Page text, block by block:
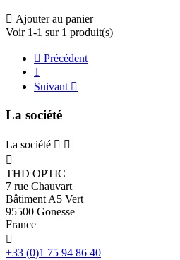
 Ajouter au panier
Voir 1-1 sur 1 produit(s)
 Précédent
1
Suivant 
La société
La société  

THD OPTIC
7 rue Chauvart
Bâtiment A5 Vert
95500 Gonesse
France

+33 (0)1 75 94 86 40